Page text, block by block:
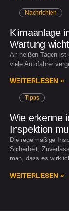
Nachrichten
Klimaanlage
Wartung
An heißen Tagen ist
viele Autofahrer
WEITERLESEN »
Tipps
Wie erkenne
Inspektion
Die regelmäßige
Sicherheit,
man, dass es
WEITERLESEN »